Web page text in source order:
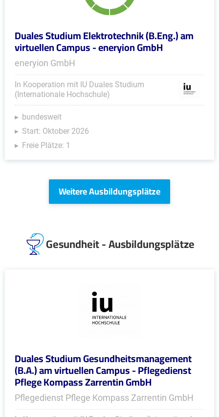
Duales Studium Elektrotechnik (B.Eng.) am
virtuellen Campus - eneryion GmbH
eneryion GmbH
In Kooperation mit IU Duales Studium
(Internationale Hochschule)
bundesweit
Start: Oktober 2026
Freie Plätze: 1
Weitere Ausbildungsplätze
Gesundheit - Ausbildungsplätze
Duales Studium Gesundheitsmanagement
(B.A.) am virtuellen Campus - Pflegedienst
Pflege Kompass Zarrentin GmbH
Pflegedienst Pflege Kompass Zarrentin GmbH